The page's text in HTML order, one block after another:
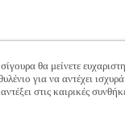
θα μείνετε
για να αντέχει
στις καιρικές